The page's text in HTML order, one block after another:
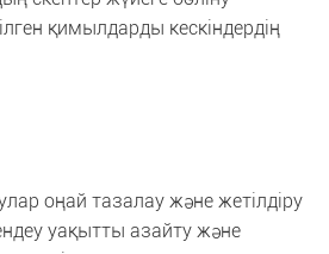
қимылдарды кескіндердің
оңай тазалау және жетілдіру
уақытты азайту және